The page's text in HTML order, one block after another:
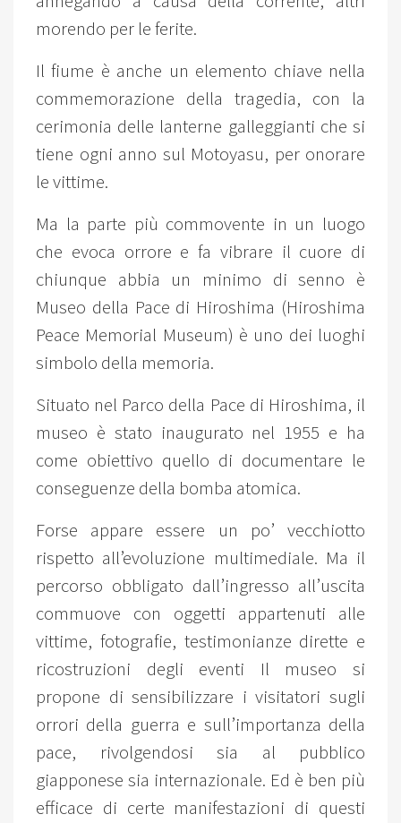
morendo per le ferite.
Il fiume è anche un elemento chiave nella
commemorazione della tragedia, con la
cerimonia delle lanterne galleggianti che si
tiene ogni anno sul Motoyasu, per onorare
le vittime.
Ma la parte più commovente in un luogo
che evoca orrore e fa vibrare il cuore di
chiunque abbia un minimo di senno è
Museo della Pace di Hiroshima (Hiroshima
Peace Memorial Museum) è uno dei luoghi
simbolo della memoria.
Situato nel Parco della Pace di Hiroshima, il
museo è stato inaugurato nel 1955 e ha
come obiettivo quello di documentare le
conseguenze della bomba atomica.
Forse appare essere un po’ vecchiotto
rispetto all’evoluzione multimediale. Ma il
percorso obbligato dall’ingresso all’uscita
commuove con oggetti appartenuti alle
vittime, fotografie, testimonianze dirette e
ricostruzioni degli eventi Il museo si
propone di sensibilizzare i visitatori sugli
orrori della guerra e sull’importanza della
pace, rivolgendosi sia al pubblico
giapponese sia internazionale. Ed è ben più
efficace di certe manifestazioni di questi